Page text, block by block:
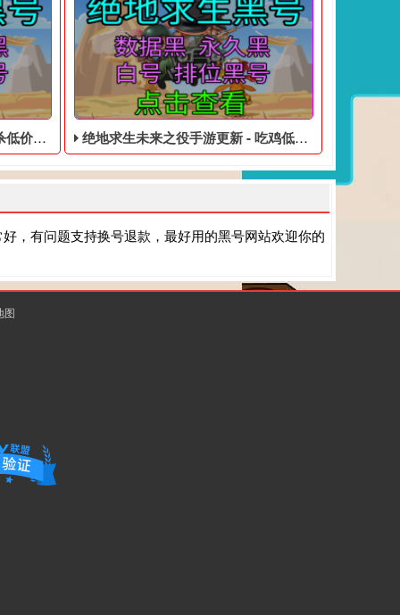
黑号 绝地求生未来之役手游更新 - 吃鸡低价的皮肤白号
，有问题支持换号退款，最好用的黑号网站欢迎你的
图